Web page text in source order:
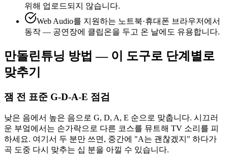
위해 업로드되지 않습니다.
Web Audio를 지원하는 노트북·휴대폰 브라우저에서
동작 — 공연장에 클립온을 두고 온 날에도 유용합니다.
만돌린튜닝 방법 — 이 도구로 단계별로
맞추기
잼 전 표준 G-D-A-E 점검
낮은 음에서 높은 음으로 G, D, A, E 순으로 맞춥니다. 시끄러
운 부엌에서는 손가락으로 다른 코스를 뮤트해 TV 소리를 피
하세요. 여기서 두 분만 쓰면, 중간에 "A는 괜찮겠지" 하다가
곡 도중 다시 맞추는 십 분을 아낄 수 있습니다.